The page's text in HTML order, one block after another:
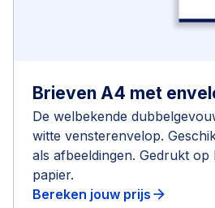
Brieven A4 met
De welbekende
witte vensterenvelop.
als afbeeldingen. Gedrukt op
papier.
Bereken jouw prijs arrow_forward